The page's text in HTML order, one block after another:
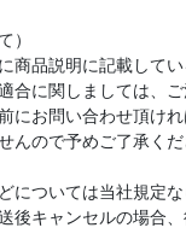
）
商品説明に記載して
合に関しましては、
にお問い合わせ頂け
んので予めご了承くだ
については当社規定な
後キャンセルの場合